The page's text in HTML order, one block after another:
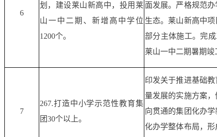
6
划，建设莱山新高中，投用莱
山一中二期、新增高中学位
1200个。
面发展。严格规范
生态。莱山新高中
部分主体施工。完
莱山一中二期暑期
7
267.打造中小学示范性教育集
团30个以上。
印发关于推进基础
量发展的实施方案
向贯通的集团化办
化办学整体布局，